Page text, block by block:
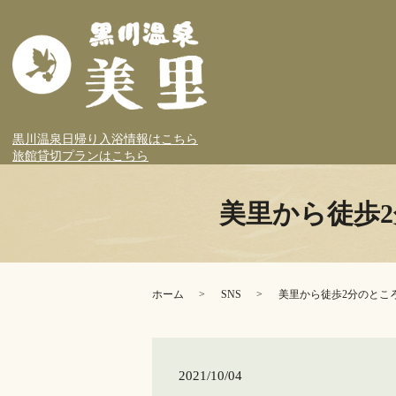
黒川温泉日帰り入浴情報はこちら
旅館貸切プランはこちら
美里から徒歩
ホーム SNS 美里から徒歩2分のとこ
2021/10/04